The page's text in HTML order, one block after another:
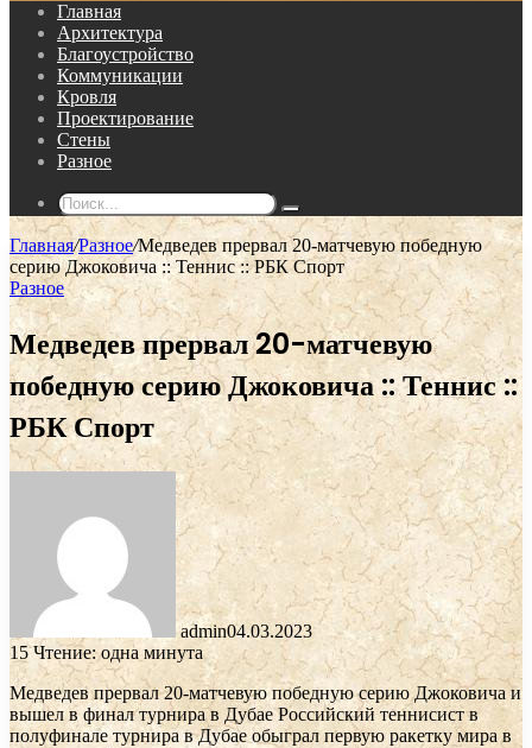
Главная
Архитектура
Благоустройство
Коммуникации
Кровля
Проектирование
Стены
Разное
Поиск...
Главная/Разное/Медведев прервал 20-матчевую победную
серию Джоковича :: Теннис :: РБК Спорт
Разное
Медведев прервал 20-матчевую
победную серию Джоковича :: Теннис ::
РБК Спорт
admin04.03.2023
15Чтение: одна минута
Медведев прервал 20-матчевую победную серию Джоковича и
вышел в финал турнира в ДубаеРоссийский теннисист в
полуфинале турнира в Дубае обыграл первую ракетку мира в